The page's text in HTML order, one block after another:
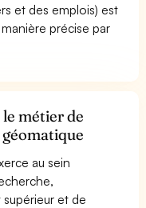
et des emplois) est
précise par
métier de
au sein
et de